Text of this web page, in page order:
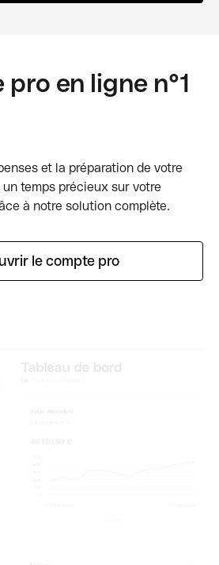
en ligne n°1
et la préparation de votre
temps précieux sur votre
à notre solution complète.
le compte pro